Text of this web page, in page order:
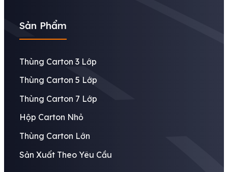
Sản Phẩm
Thùng Carton 3 Lớp
Thùng Carton 5 Lớp
Thùng Carton 7 Lớp
Hộp Carton Nhỏ
Thùng Carton Lớn
Sản Xuất Theo Yêu Cầu